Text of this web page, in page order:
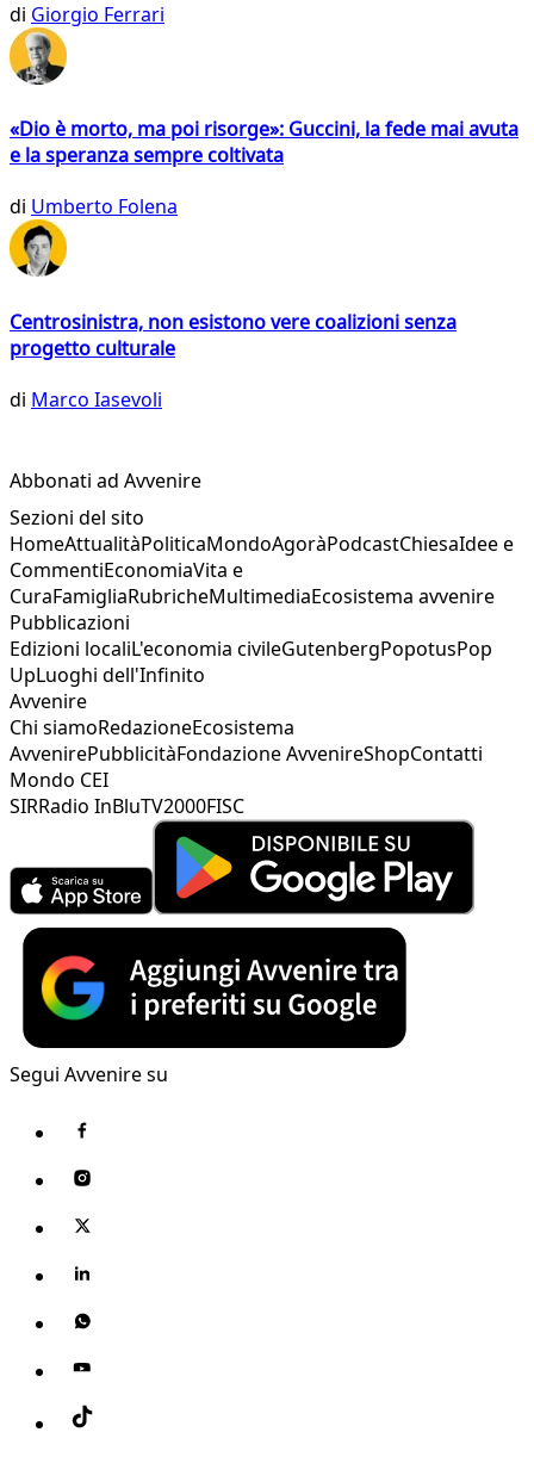
di Giorgio Ferrari
«Dio è morto, ma poi risorge»: Guccini, la fede mai avuta
e la speranza sempre coltivata
di Umberto Folena
Centrosinistra, non esistono vere coalizioni senza
progetto culturale
di Marco Iasevoli
Abbonati ad Avvenire
Sezioni del sito
HomeAttualitàPoliticaMondoAgoràPodcastChiesaIdee e
CommentiEconomiaVita e
CuraFamigliaRubricheMultimediaEcosistema avvenire
Pubblicazioni
Edizioni localiL'economia civileGutenbergPopotusPop
UpLuoghi dell'Infinito
Avvenire
Chi siamoRedazioneEcosistema
AvvenirePubblicitàFondazione AvvenireShopContatti
Mondo CEI
SIRRadio InBluTV2000FISC
Segui Avvenire su